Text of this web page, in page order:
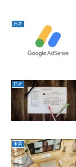
日常
日常
事業